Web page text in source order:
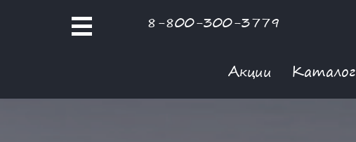
8-800-300-3779
Акции Каталог